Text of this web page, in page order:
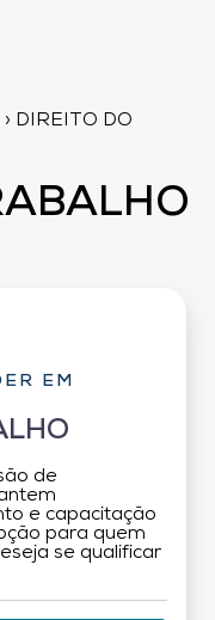
› DIREITO DO
EM
de
e capacitação
para quem
se qualificar